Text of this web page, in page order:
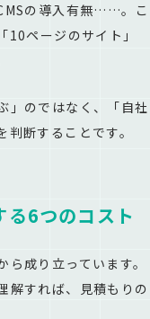
の導入有無……。こ
ページのサイト」
」のではなく、「自社
断することです。
る6つのコスト
成り立っています。
解すれば、見積もりの